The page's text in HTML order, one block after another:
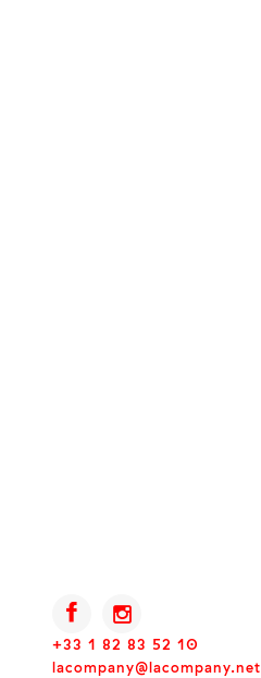
+33 1 82 83 52 10
lacompany@lacompany.net